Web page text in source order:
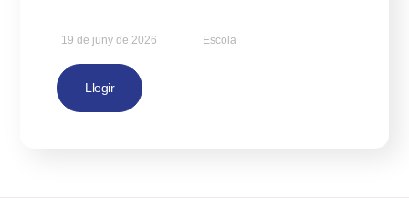
19 de juny de 2026 Escola
Llegir